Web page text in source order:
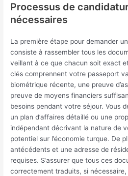
Processus de
nécessaires
La première étape pour demander
consiste à rassembler tous les
veillant à ce que chacun soit exact
clés comprennent votre passeport
biométrique récente, une preuve
preuve de moyens financiers
besoins pendant votre séjour. Vous
un plan d’affaires détaillé ou une
indépendant décrivant la nature de
potentiel sur l’économie turque. De
antécédents et une adresse de
requises. S’assurer que tous ces
correctement traduits, si